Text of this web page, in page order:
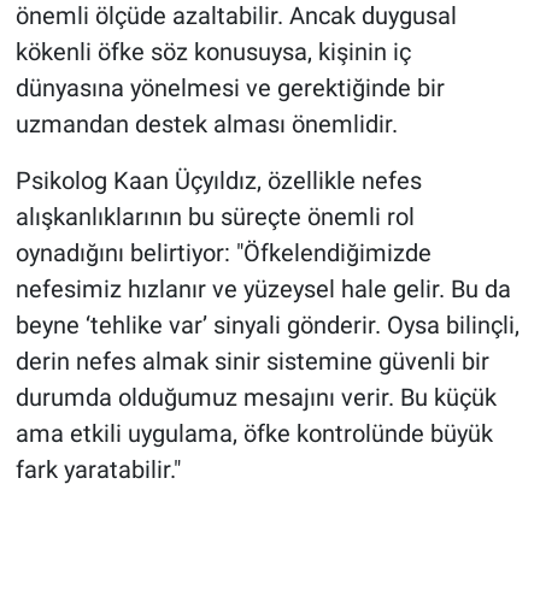
önemli ölçüde azaltabilir. Ancak duygusal
kökenli öfke söz konusuysa, kişinin iç
dünyasına yönelmesi ve gerektiğinde bir
uzmandan destek alması önemlidir.
Psikolog Kaan Üçyıldız, özellikle nefes
alışkanlıklarının bu süreçte önemli rol
oynadığını belirtiyor: "Öfkelendiğimizde
nefesimiz hızlanır ve yüzeysel hale gelir. Bu da
beyne ‘tehlike var’ sinyali gönderir. Oysa bilinçli,
derin nefes almak sinir sistemine güvenli bir
durumda olduğumuz mesajını verir. Bu küçük
ama etkili uygulama, öfke kontrolünde büyük
fark yaratabilir."